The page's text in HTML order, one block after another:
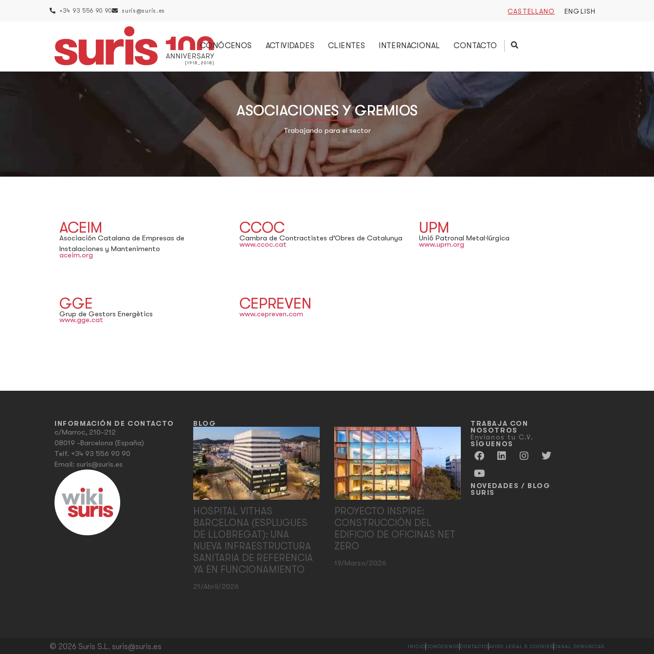
+34 93 556 90 90 suris@suris.es CASTELLANO ENGLISH
CONÓCENOS ACTIVIDADES CLIENTES INTERNACIONAL CONTACTO
ASOCIACIONES Y GREMIOS
Trabajando para el sector
ACEIM
Asociación Catalana de Empresas de
Instalaciones y Mantenimento
aceim.org
CCOC
Cambra de Contractistes d’Obres de Catalunya
www.ccoc.cat
UPM
Unió Patronal Metal·lúrgica
www.upm.org
GGE
Grup de Gestors Energètics
www.gge.cat
CEPREVEN
www.cepreven.com
INFORMACIÓN DE CONTACTO
c/Marroc, 210-212
08019 -Barcelona (España)
Telf. +34 93 556 90 90
Email: suris@suris.es
BLOG
HOSPITAL VITHAS
BARCELONA (ESPLUGUES
DE LLOBREGAT): UNA
NUEVA INFRAESTRUCTURA
SANITARIA DE REFERENCIA
YA EN FUNCIONAMIENTO
21/abril/2026
PROYECTO INSPIRE:
CONSTRUCCIÓN DEL
EDIFICIO DE OFICINAS NET
ZERO
19/marzo/2026
TRABAJA CON
NOSOTROS
Envíanos tu C.V.
SÍGUENOS
NOVEDADES / BLOG
SURIS
© 2026 Suris S.L. suris@suris.es INICIOCONÓCENOSCONTACTOAVISO LEGAL & COOKIESCANAL DENUNCIAS